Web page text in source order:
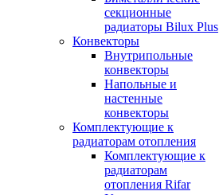
секционные
радиаторы Bilux Plus
Конвекторы
Внутрипольные
конвекторы
Напольные и
настенные
конвекторы
Комплектующие к
радиаторам отопления
Комплектующие к
радиаторам
отопления Rifar